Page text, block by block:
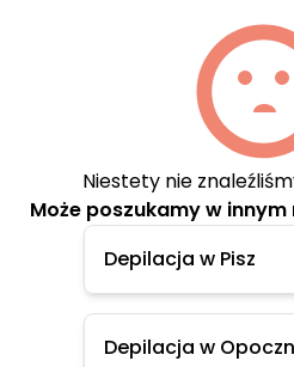
Niestety nie
Może poszukamy w
Depilacja w Pisz
Depilacja w